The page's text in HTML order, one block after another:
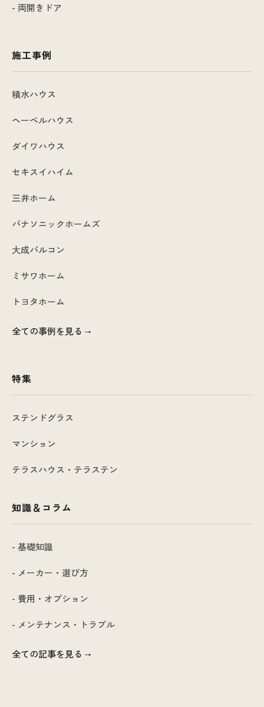
- 両開きドア
施工事例
積水ハウス
ヘーベルハウス
ダイワハウス
セキスイハイム
三井ホーム
パナソニックホームズ
大成パルコン
ミサワホーム
トヨタホーム
全ての事例を見る
特集
ステンドグラス
マンション
テラスハウス・テラステン
知識＆コラム
- 基礎知識
- メーカー・選び方
- 費用・オプション
- メンテナンス・トラブル
全ての記事を見る